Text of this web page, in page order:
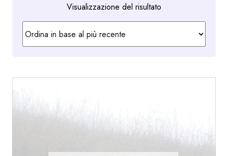
Visualizzazione del risultato